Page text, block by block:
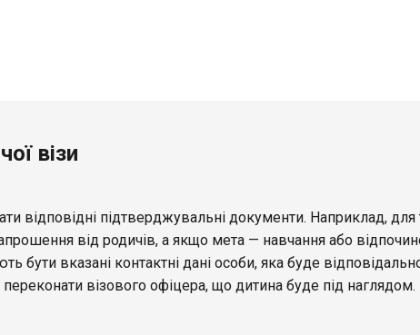
візи
відповідні підтверджувальні документи. Наприклад, для
від родичів, а якщо мета — навчання або
вказані контактні дані особи, яка буде
візового офіцера, що дитина буде під наглядом.